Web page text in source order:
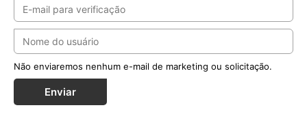
Não enviaremos nenhum e-mail de marketing ou solicitação.
Enviar